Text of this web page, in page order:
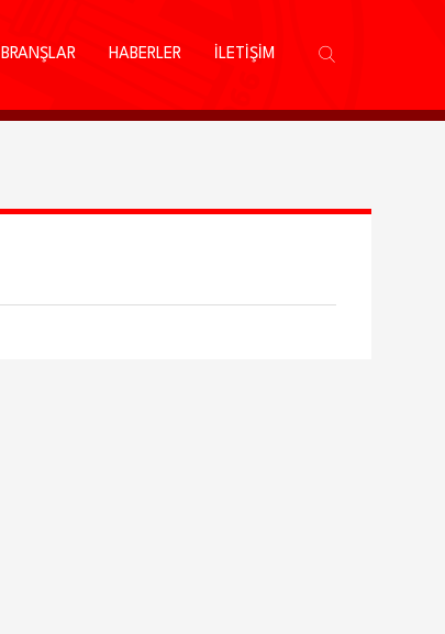
BRANŞLAR HABERLER İLETİŞİM